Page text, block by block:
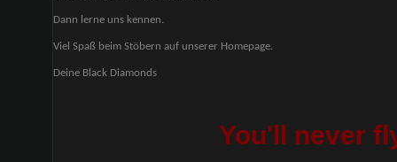
Dann lerne uns kennen.
Viel Spaß beim Stöbern auf unserer Homepage.
Deine Black Diamonds
You'll never